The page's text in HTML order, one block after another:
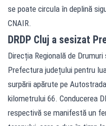
se poate circula în deplină
CNAIR.
DRDP Cluj a sesizat
Direcția Regională de
Prefectura județului pentru
surpării apărute pe
kilometrului 66. Conducerea
respectivă se manifestă un